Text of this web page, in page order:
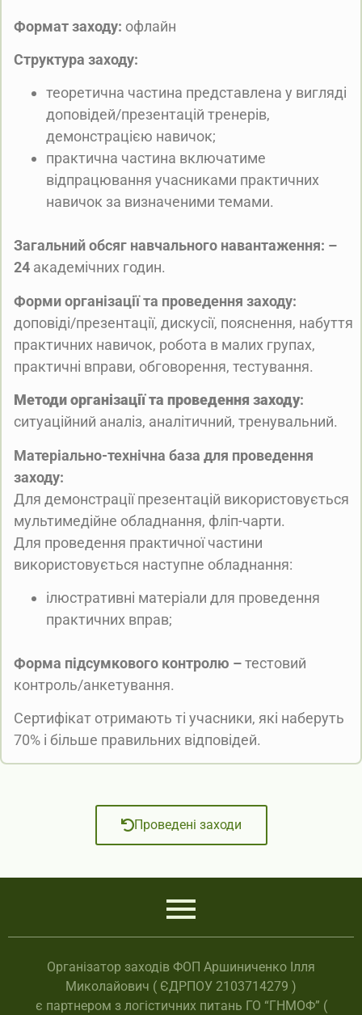
Формат заходу: офлайн
Структура заходу:
теоретична частина представлена у вигляді
доповідей/презентацій тренерів,
демонстрацією навичок;
практична частина включатиме
відпрацювання учасниками практичних
навичок за визначеними темами.
Загальний обсяг навчального навантаження: –
24 академічних годин.
Форми організації та проведення заходу:
доповіді/презентації, дискусії, пояснення, набуття
практичних навичок, робота в малих групах,
практичні вправи, обговорення, тестування.
Методи організації та проведення заходу:
ситуаційний аналіз, аналітичний, тренувальний.
Матеріально-технічна база для проведення
заходу:
Для демонстрації презентацій використовується
мультимедійне обладнання, фліп-чарти.
Для проведення практичної частини
використовується наступне обладнання:
ілюстративні матеріали для проведення
практичних вправ;
Форма підсумкового контролю –тестовий
контроль/анкетування.
Сертифікат отримають ті учасники, які наберуть
70% і більше правильних відповідей.
Проведені заходи
Організатор заходів ФОП Аршиниченко Ілля
Миколайович ( ЄДРПОУ 2103714279 )
є партнером з логістичних питань ГО “ГНМОФ” (